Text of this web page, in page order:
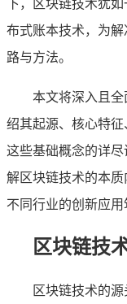
下，区块链技术犹
布式账本技术，为
路与方法。
本文将深入且
绍其起源、核心特
这些基础概念的详
解区块链技术的本
不同行业的创新应用
区块链技
区块链技术的